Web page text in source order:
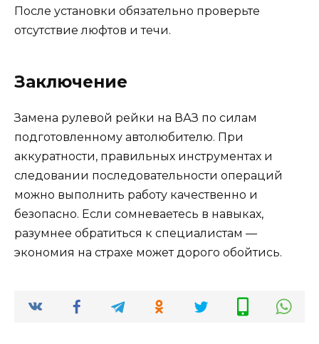
После установки обязательно проверьте
отсутствие люфтов и течи.
Заключение
Замена рулевой рейки на ВАЗ по силам
подготовленному автолюбителю. При
аккуратности, правильных инструментах и
следовании последовательности операций
можно выполнить работу качественно и
безопасно. Если сомневаетесь в навыках,
разумнее обратиться к специалистам —
экономия на страхе может дорого обойтись.